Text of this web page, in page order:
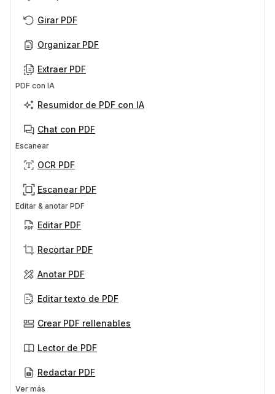
Girar PDF
Organizar PDF
Extraer PDF
PDF con IA
Resumidor de PDF con IA
Chat con PDF
Escanear
OCR PDF
Escanear PDF
Editar & anotar PDF
Editar PDF
Recortar PDF
Anotar PDF
Editar texto de PDF
Crear PDF rellenables
Lector de PDF
Redactar PDF
Ver más